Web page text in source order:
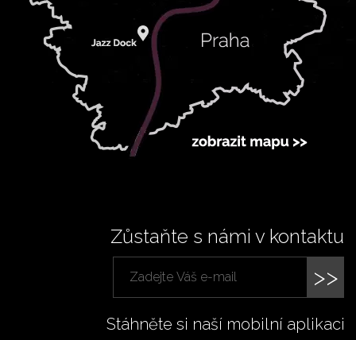
Zůstaňte s námi v kontaktu
>>
Stáhněte si naší mobilní aplikaci